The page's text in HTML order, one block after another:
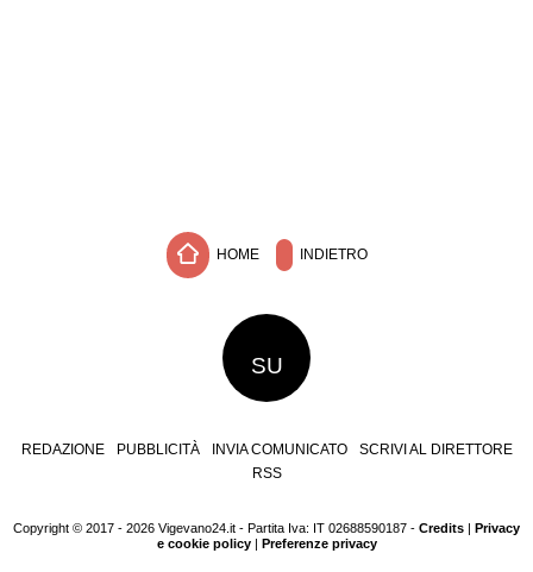
HOME INDIETRO
SU
REDAZIONE PUBBLICITÀ INVIA COMUNICATO
SCRIVI AL DIRETTORE
RSS
Copyright © 2017 - 2026 Vigevano24.it - Partita Iva: IT 02688590187 - Credits | Privacy
e cookie policy| Preferenze privacy